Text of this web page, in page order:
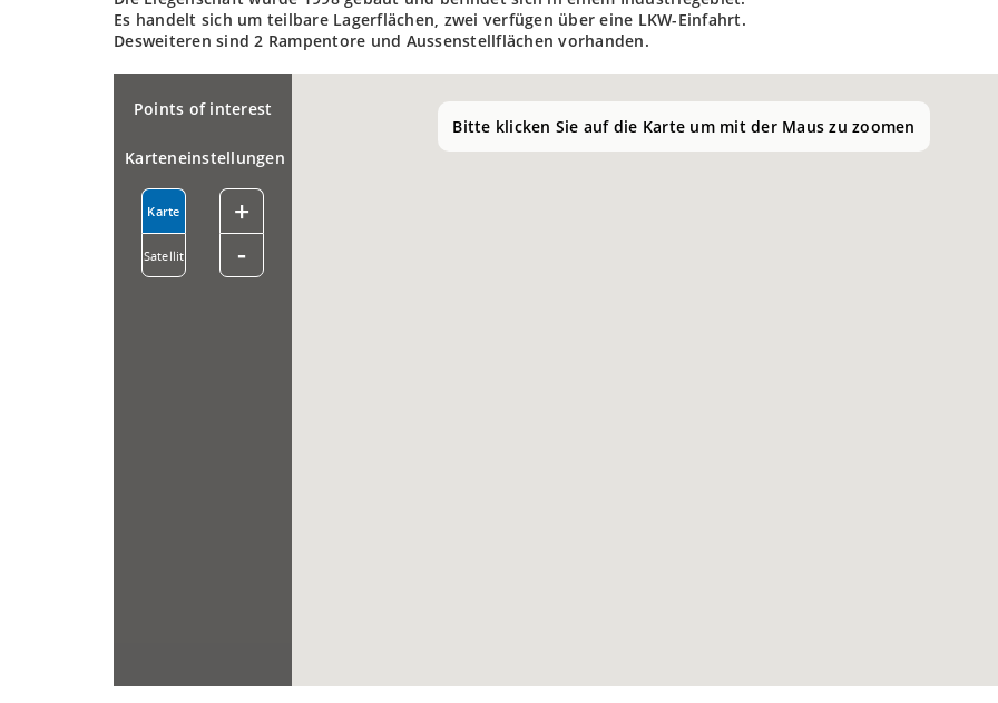
Es handelt sich um teilbare Lagerflächen, zwei verfügen über eine LKW-Einfahrt.
Desweiteren sind 2 Rampentore und Aussenstellflächen vorhanden.
Bitte klicken Sie auf die Karte um mit der Maus zu zoomen
Points of interest
Karteneinstellungen
Karte
Satellit
+
-